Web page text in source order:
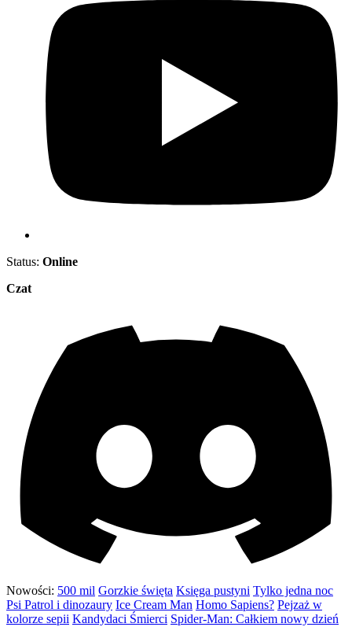
Status: Online
Czat
Nowości: 500 mil Gorzkie święta Księga pustyni Tylko jedna noc
Psi Patrol i dinozaury Ice Cream Man Homo Sapiens? Pejzaż w
kolorze sepii Kandydaci Śmierci Spider-Man: Całkiem nowy dzień